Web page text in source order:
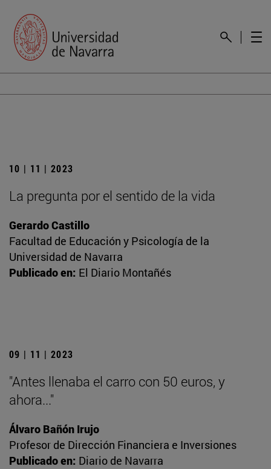
10 | 11 | 2023
La pregunta por el sentido de la vida
Gerardo Castillo
Facultad de Educación y Psicología de la
Universidad de Navarra
Publicado en: El Diario Montañés
09 | 11 | 2023
"Antes llenaba el carro con 50 euros, y
ahora..."
Álvaro Bañón Irujo
Profesor de Dirección Financiera e Inversiones
Publicado en: Diario de Navarra